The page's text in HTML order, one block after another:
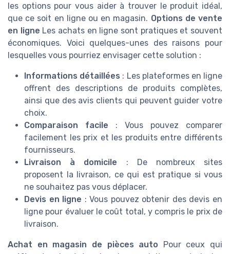
les options pour vous aider à trouver le produit idéal,
que ce soit en ligne ou en magasin. Options de vente
en ligne Les achats en ligne sont pratiques et souvent
économiques. Voici quelques-unes des raisons pour
lesquelles vous pourriez envisager cette solution :
Informations détaillées : Les plateformes en ligne
offrent des descriptions de produits complètes,
ainsi que des avis clients qui peuvent guider votre
choix.
Comparaison facile : Vous pouvez comparer
facilement les prix et les produits entre différents
fournisseurs.
Livraison à domicile : De nombreux sites
proposent la livraison, ce qui est pratique si vous
ne souhaitez pas vous déplacer.
Devis en ligne : Vous pouvez obtenir des devis en
ligne pour évaluer le coût total, y compris le prix de
livraison.
Achat en magasin de pièces auto Pour ceux qui